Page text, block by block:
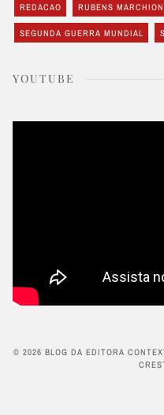
REDACAO RUBENS
SEGUNDA GUERRA MUNDIAL
YOUTUBE
© 2026 BLOG DA EDITORA